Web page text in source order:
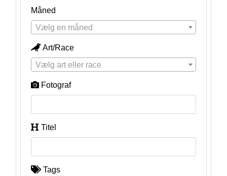
Måned
Vælg en måned
Art/Race
Vælg art eller race
Fotograf
Titel
Tags